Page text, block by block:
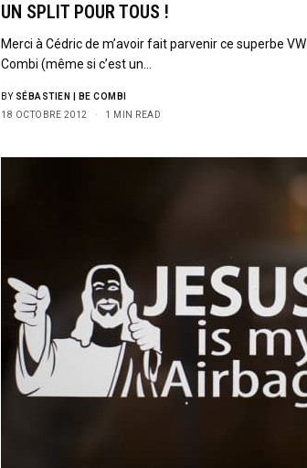
UN SPLIT POUR TOUS !
Merci à Cédric de m’avoir fait parvenir ce superbe VW
Combi (même si c’est un…
BY SÉBASTIEN | BE COMBI
18 OCTOBRE 2012
1 MIN READ